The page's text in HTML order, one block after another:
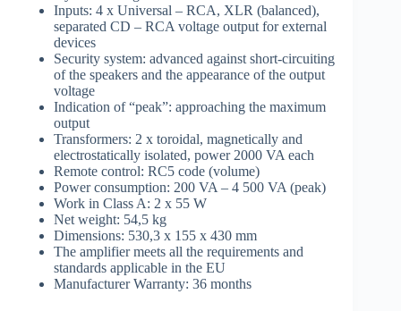
Inputs: 4 x Universal – RCA, XLR (balanced),
separated CD – RCA voltage output for external
devices
Security system: advanced against short-circuiting
of the speakers and the appearance of the output
voltage
Indication of “peak”: approaching the maximum
output
Transformers: 2 x toroidal, magnetically and
electrostatically isolated, power 2000 VA each
Remote control: RC5 code (volume)
Power consumption: 200 VA – 4 500 VA (peak)
Work in Class A: 2 x 55 W
Net weight: 54,5 kg
Dimensions: 530,3 x 155 x 430 mm
The amplifier meets all the requirements and
standards applicable in the EU
Manufacturer Warranty: 36 months